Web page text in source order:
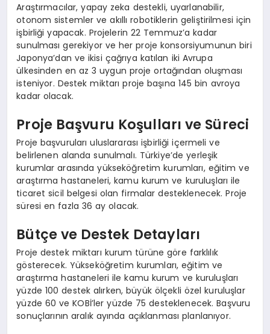
Araştırmacılar, yapay zeka destekli, uyarlanabilir,
otonom sistemler ve akıllı robotiklerin geliştirilmesi için
işbirliği yapacak. Projelerin 22 Temmuz’a kadar
sunulması gerekiyor ve her proje konsorsiyumunun biri
Japonya’dan ve ikisi çağrıya katılan iki Avrupa
ülkesinden en az 3 uygun proje ortağından oluşması
isteniyor. Destek miktarı proje başına 145 bin avroya
kadar olacak.
Proje Başvuru Koşulları ve Süreci
Proje başvuruları uluslararası işbirliği içermeli ve
belirlenen alanda sunulmalı. Türkiye’de yerleşik
kurumlar arasında yükseköğretim kurumları, eğitim ve
araştırma hastaneleri, kamu kurum ve kuruluşları ile
ticaret sicil belgesi olan firmalar desteklenecek. Proje
süresi en fazla 36 ay olacak.
Bütçe ve Destek Detayları
Proje destek miktarı kurum türüne göre farklılık
gösterecek. Yükseköğretim kurumları, eğitim ve
araştırma hastaneleri ile kamu kurum ve kuruluşları
yüzde 100 destek alırken, büyük ölçekli özel kuruluşlar
yüzde 60 ve KOBİ’ler yüzde 75 desteklenecek. Başvuru
sonuçlarının aralık ayında açıklanması planlanıyor.